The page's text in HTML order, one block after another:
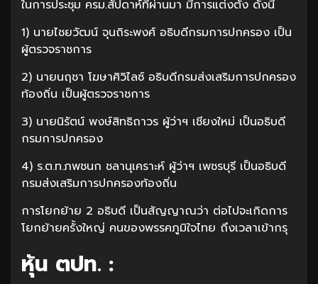
ในการประชุม ครม.สัปดาห์ที่ผ่านมา มีการแต่งตั้ง ดังนี้
1) นายไชยวัฒน์ จุนถิระพงศ์ อธิบดีกรมการปกครอง เป็น
ผู้ตรวจราชการ
2) นายนฤชา โฆษาศิวิไลซ์ อธิบดีกรมส่งเสริมการปกครอง
ท้องถิ่น เป็นผู้ตรวจราชการ
3) นายนิรัตน์ พงษ์สิทธิถาวร ผู้ว่าฯ เชียงใหม่ เป็นอธิบดี
กรมการปกครอง
4) ร.ต.ท.ภพชนก ชลานุเคราะห์ ผู้ว่าฯ เพชรบุรี เป็นอธิบดี
กรมส่งเสริมการปกครองท้องถิ่น
การโยกย้าย 2 อธิบดี เป็นสัญญาณว่า ต่อไปจะเกิดการ
โยกย้ายครั้งใหญ่ คนของพรรคภูมิใจไทย ถึงเวลาเข้ากรุ
หุ้น ตปท. :